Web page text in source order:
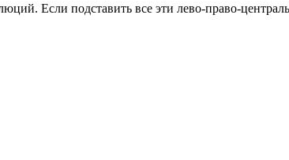
Если подставить все эти лево-право-